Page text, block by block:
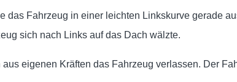
das Fahrzeug in einer leichten Linkskurve gerade
sich nach Links auf das Dach wälzte.
eigenen Kräften das Fahrzeug verlassen. Der